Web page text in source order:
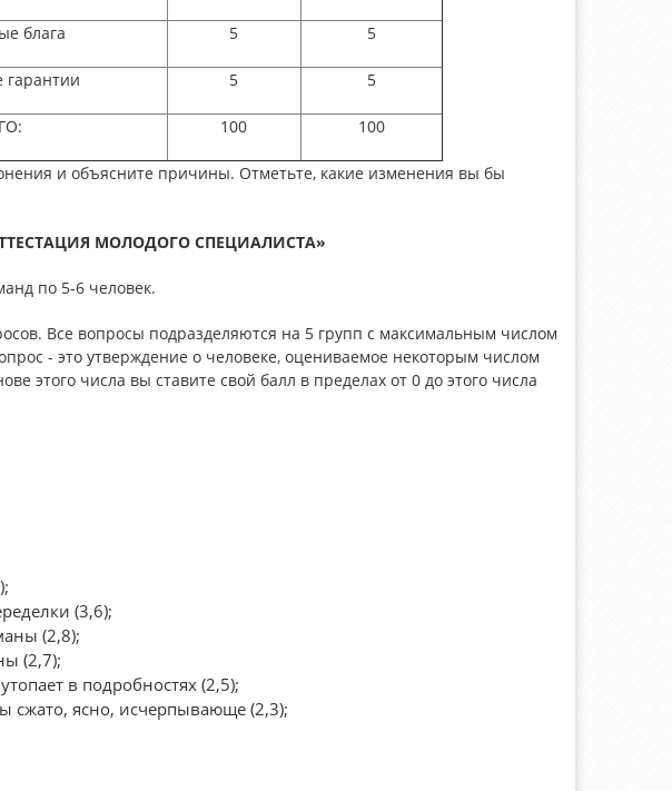
блага 5 5
5 5
100 100
и объясните причины. Отметьте, какие изменения вы бы
МОЛОДОГО СПЕЦИАЛИСТА»
по 5-6 человек.
Все вопросы подразделяются на 5 групп с максимальным числом
- это утверждение о человеке, оцениваемое некоторым числом
этого числа вы ставите свой балл в пределах от 0 до этого числа
(3,6);
(2,8);
(2,7);
в подробностях (2,5);
сжато, ясно, исчерпывающе (2,3);